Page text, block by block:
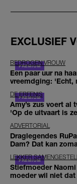
EXCLUSIEF
BEDROGEN VROUW
Een paar uur na
vreemdging: 'Echt,
DE ERFENIS
Amy’s zus voert al
'Op de uitvaart is
ADVERTORIAL
Draglegendes
Dam? Dat kan
LEKKER
Stiefmoeder
moeder wil niet dat